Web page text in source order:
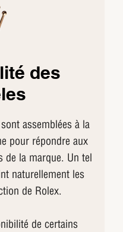
des
assemblées à la
pour répondre aux
de la marque. Un tel
naturellement les
de Rolex.
de certains